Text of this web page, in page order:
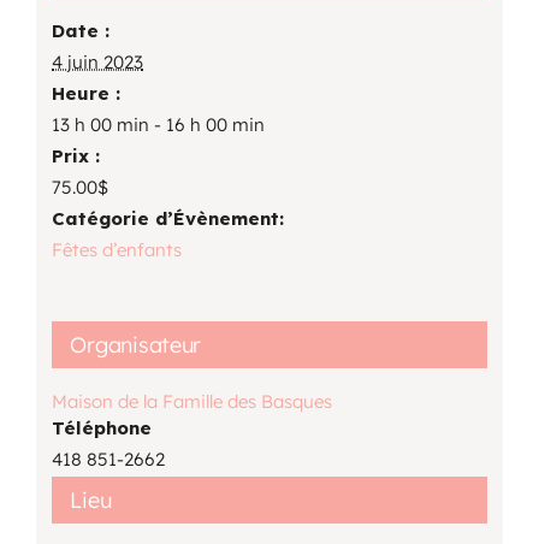
Date :
4 juin 2023
Heure :
13 h 00 min - 16 h 00 min
Prix :
75.00$
Catégorie d’Évènement:
Fêtes d’enfants
Lieu
Organisateur
Maison de la Famille des Basques
Téléphone
418 851-2662